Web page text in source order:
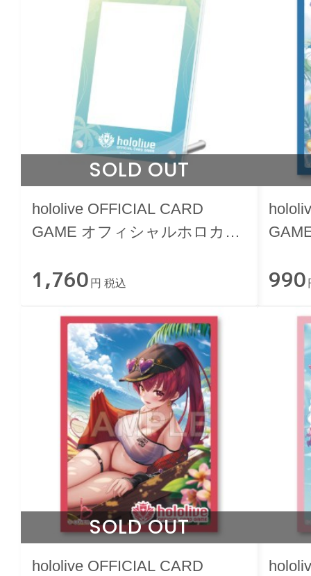
SOLD OUT
hololive OFFICIAL CARD
GAME オフィシャルホロカア
1,760 円 税込 990
SOLD OUT
hololive OFFICIAL CARD